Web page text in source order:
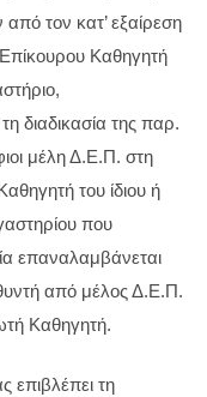
τον κατ’ εξαίρεση
Καθηγητή
διαδικασία της παρ.
μέλη Δ.Ε.Π. στη
του ίδιου ή
που
επαναλαμβάνεται
από μέλος Δ.Ε.Π.
Καθηγητή.
επιβλέπει τη